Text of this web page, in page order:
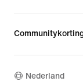
Nederland